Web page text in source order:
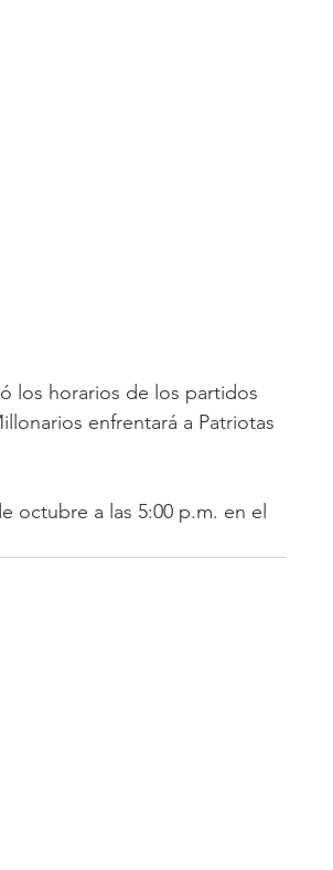
los horarios de los partidos
enfrentará a Patriotas
octubre a las 5:00 p.m. en el